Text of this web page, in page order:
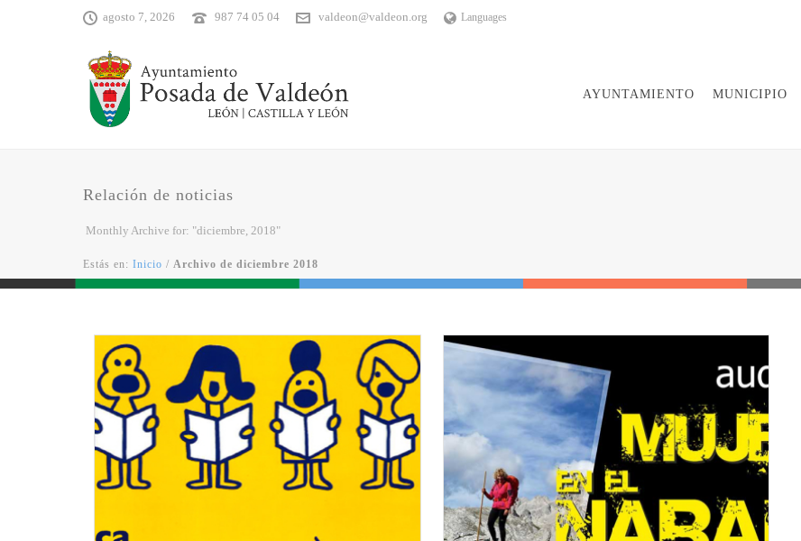
agosto 7, 2026 987 74 05 04 valdeon@valdeon.org Languages
AYUNTAMIENTO MUNICIPIO
Relación de noticias
Monthly Archive for: "diciembre, 2018"
Estás en: Inicio / Archivo de diciembre 2018